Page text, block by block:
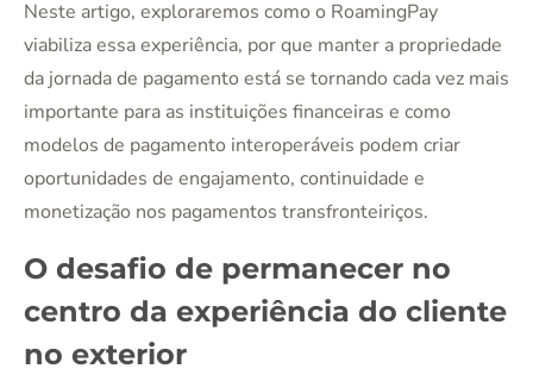
Neste artigo, exploraremos como o RoamingPay
viabiliza essa experiência, por que manter a propriedade
da jornada de pagamento está se tornando cada vez mais
importante para as instituições financeiras e como
modelos de pagamento interoperáveis podem criar
oportunidades de engajamento, continuidade e
monetização nos pagamentos transfronteiriços.
O desafio de permanecer no
centro da experiência do cliente
no exterior